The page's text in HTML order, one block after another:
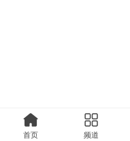
首页 频道